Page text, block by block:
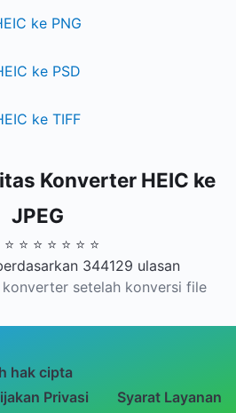
ke PNG
ke PSD
ke TIFF
Konverter HEIC ke
JPEG
⭐ ⭐ ⭐ ⭐ ⭐ ⭐ ⭐
344129 ulasan
setelah konversi file
hak cipta
Privasi Syarat Layanan